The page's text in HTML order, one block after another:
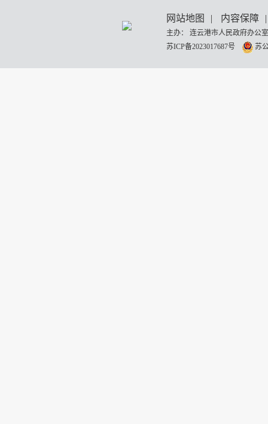
网站地图 | 内容保障 |
主办： 连云港市人民政府办
苏ICP备2023017687号
苏